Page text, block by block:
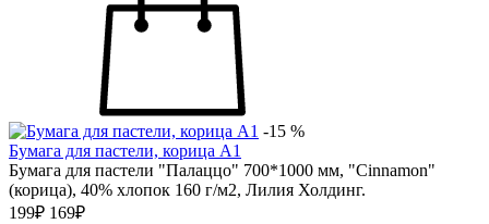
-15 %
Бумага для пастели, корица А1
Бумага для пастели "Палаццо" 700*1000 мм, "Cinnamon"
(корица), 40% хлопок 160 г/м2, Лилия Холдинг.
199₽ 169₽